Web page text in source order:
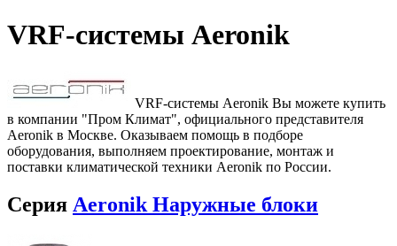
VRF-системы Aeronik
VRF-системы Aeronik Вы можете купить
в компании "Пром Климат", официального представителя
Aeronik в Москве. Оказываем помощь в подборе
оборудования, выполняем проектирование, монтаж и
поставки климатической техники Aeronik по России.
Серия Aeronik Наружные блоки